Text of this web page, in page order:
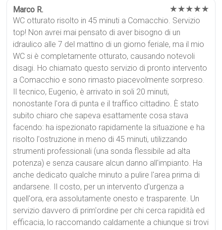
Marco R. ★★★★★
WC otturato risolto in 45 minuti a Comacchio. Servizio
top! Non avrei mai pensato di aver bisogno di un
idraulico alle 7 del mattino di un giorno feriale, ma il mio
WC si è completamente otturato, causando notevoli
disagi. Ho chiamato questo servizio di pronto intervento
a Comacchio e sono rimasto piacevolmente sorpreso.
Il tecnico, Eugenio, è arrivato in soli 20 minuti,
nonostante l'ora di punta e il traffico cittadino. È stato
subito chiaro che sapeva esattamente cosa stava
facendo: ha ispezionato rapidamente la situazione e ha
risolto l'ostruzione in meno di 45 minuti, utilizzando
strumenti professionali (una sonda flessibile ad alta
potenza) e senza causare alcun danno all'impianto. Ha
anche dedicato qualche minuto a pulire l'area prima di
andarsene. Il costo, per un intervento d'urgenza a
quell'ora, era assolutamente onesto e trasparente. Un
servizio davvero di prim'ordine per chi cerca rapidità ed
efficacia, lo raccomando caldamente a chiunque si trovi